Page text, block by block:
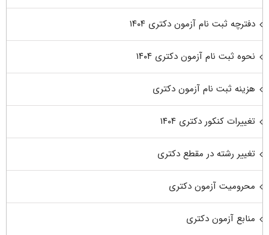
دفترچه ثبت نام آزمون دکتری ۱۴۰۴
نحوه ثبت نام آزمون دکتری ۱۴۰۴
هزینه ثبت نام آزمون دکتری
تغییرات کنکور دکتری ۱۴۰۴
تغییر رشته در مقطع دکتری
محرومیت آزمون دکتری
منابع آزمون دکتری